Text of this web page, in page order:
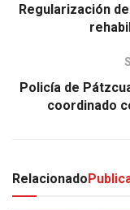
Regularización
Policía de
coordinado
Relacionado